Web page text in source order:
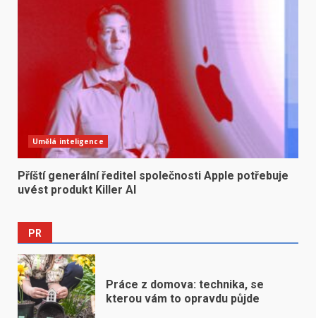
Umělá inteligence
Příští generální ředitel společnosti Apple potřebuje
uvést produkt Killer AI
PR
Práce z domova: technika, se
kterou vám to opravdu půjde